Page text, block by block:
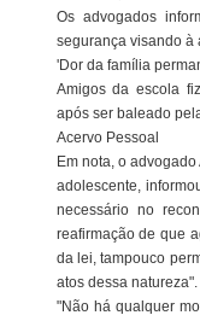
Os advogados
segurança visando à
'Dor da família
Amigos da escola
após ser baleado
Acervo Pessoal
Em nota, o
adolescente,
necessário no
reafirmação de que
da lei, tampouco
atos dessa natureza".
"Não há qualquer